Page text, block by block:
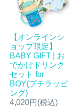
【オンラインシ
ョップ限定】
BABY GIFT | お
でかけドリンク
セット for
BOY(プチラッピ
ング)
4,020円(税込)